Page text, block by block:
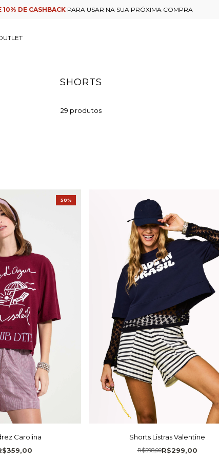
10% DE CASHBACK PARA USAR NA SUA PRÓXIMA COMPRA
SHORTS
29 produtos
Carolina
50%
Shorts Listras Valentine
R$299,00
R$598,00